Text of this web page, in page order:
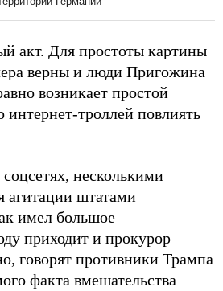
акт. Для простоты картины
верны и люди Пригожина
возникает простой
интернет-троллей повлиять
несколькими
агитации штатами
имел большое
приходит и прокурор
говорят противники Трампа
факта вмешательства